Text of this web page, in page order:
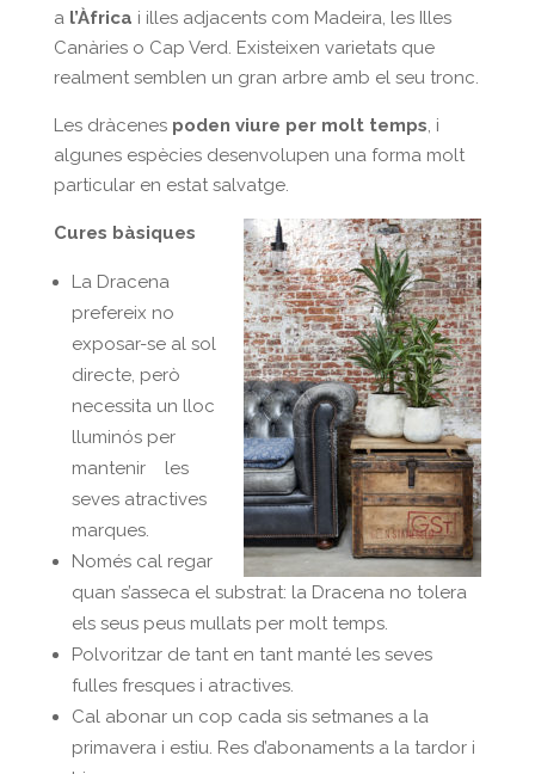
a l’Àfrica i illes adjacents com Madeira, les Illes
Canàries o Cap Verd. Existeixen varietats que
realment semblen un gran arbre amb el seu tronc.
Les dràcenes poden viure per molt temps, i
algunes espècies desenvolupen una forma molt
particular en estat salvatge.
Cures bàsiques
La Dracena
prefereix no
exposar-se al sol
directe, però
necessita un lloc
lluminós per
mantenir les
seves atractives
marques.
Només cal regar
quan s’asseca el substrat: la Dracena no tolera
els seus peus mullats per molt temps.
Polvoritzar de tant en tant manté les seves
fulles fresques i atractives.
Cal abonar un cop cada sis setmanes a la
primavera i estiu. Res d’abonaments a la tardor i